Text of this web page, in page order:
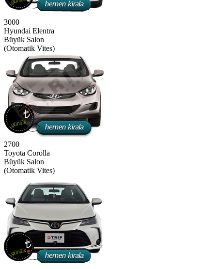
3000
Hyundai Elentra
Büyük Salon
(Otomatik Vites)
2700
Toyota Corolla
Büyük Salon
(Otomatik Vites)